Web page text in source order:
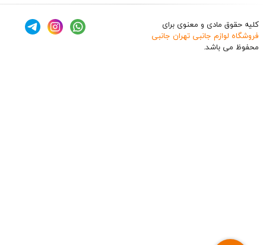
مادی و معنوی برای
جانبی تهران جانبی
باشد.